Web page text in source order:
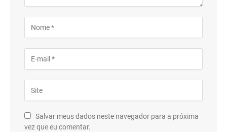
Salvar meus dados neste navegador para a próxima
vez que eu comentar.